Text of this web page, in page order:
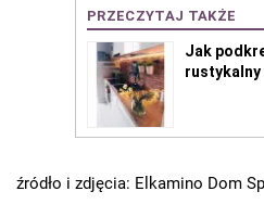
źródło i zdjęcia: Elkamino Dom